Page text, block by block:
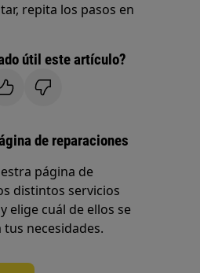
repita los pasos en
útil este artículo?
de reparaciones
página de
distintos servicios
elige cuál de ellos se
necesidades.